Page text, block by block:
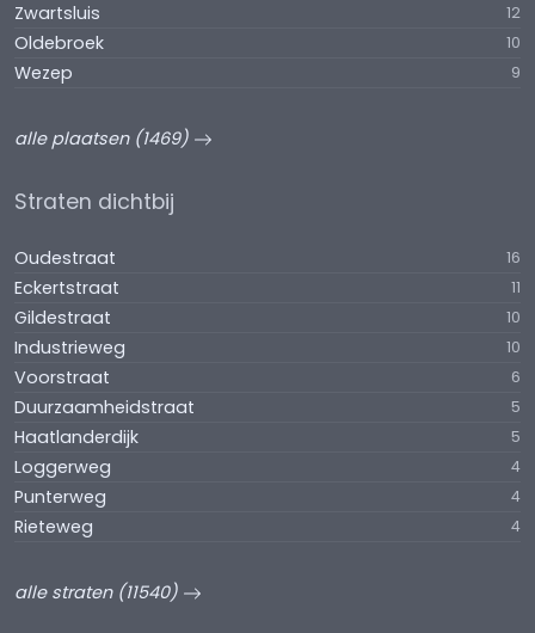
Zwartsluis 12
Oldebroek 10
Wezep 9
alle plaatsen (1469)
Straten dichtbij
Oudestraat 16
Eckertstraat 11
Gildestraat 10
Industrieweg 10
Voorstraat 6
Duurzaamheidstraat 5
Haatlanderdijk 5
Loggerweg 4
Punterweg 4
Rieteweg 4
alle straten (11540)